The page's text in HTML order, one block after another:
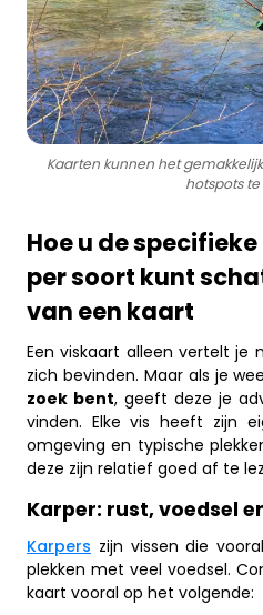
Kaarten kunnen het
hotspots
Hoe u de
per soort kunt
van een kaart
Een viskaart alleen vertelt je
zich bevinden. Maar als je
zoek bent, geeft deze je
vinden. Elke vis heeft zijn
omgeving en typische
deze zijn relatief goed af te
Karper: rust, voedsel
Karpers zijn vissen die
plekken met veel voedsel.
kaart vooral op het volgende: